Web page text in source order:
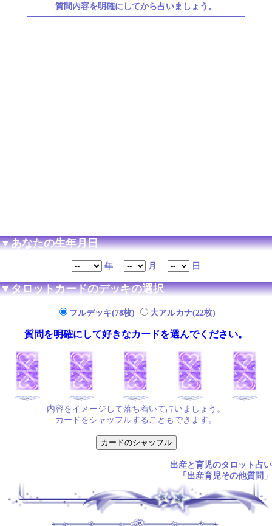
質問内容を明確にしてから占いましょう。
▼あなたの生年月日
年 月 日
▼タロットカードのデッキの選択
フルデッキ(78枚) 大アルカナ(22枚)
質問を明確にして好きなカードを選んでください。
内容をイメージして落ち着いて占いましょう。
カードをシャッフルすることもできます。
出産と育児のタロット占い
「出産育児その他質問」